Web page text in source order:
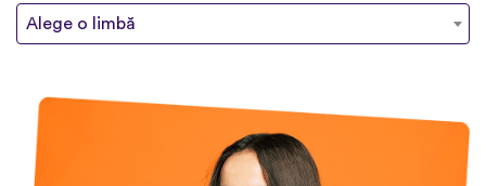
Alege o limbă